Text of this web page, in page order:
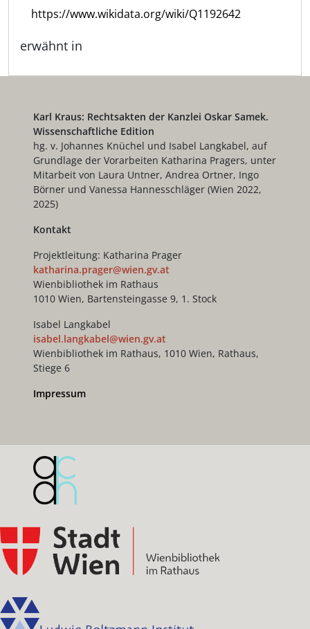
https://www.wikidata.org/wiki/Q1192642
erwähnt in
Karl Kraus: Rechtsakten der Kanzlei Oskar Samek.
Wissenschaftliche Edition
hg. v. Johannes Knüchel und Isabel Langkabel, auf
Grundlage der Vorarbeiten Katharina Pragers, unter
Mitarbeit von Laura Untner, Andrea Ortner, Ingo
Börner und Vanessa Hannesschläger (Wien 2022,
2025)
Kontakt
Projektleitung: Katharina Prager
katharina.prager@wien.gv.at
Wienbibliothek im Rathaus
1010 Wien, Bartensteingasse 9, 1. Stock
Isabel Langkabel
isabel.langkabel@wien.gv.at
Wienbibliothek im Rathaus, 1010 Wien, Rathaus,
Stiege 6
Impressum